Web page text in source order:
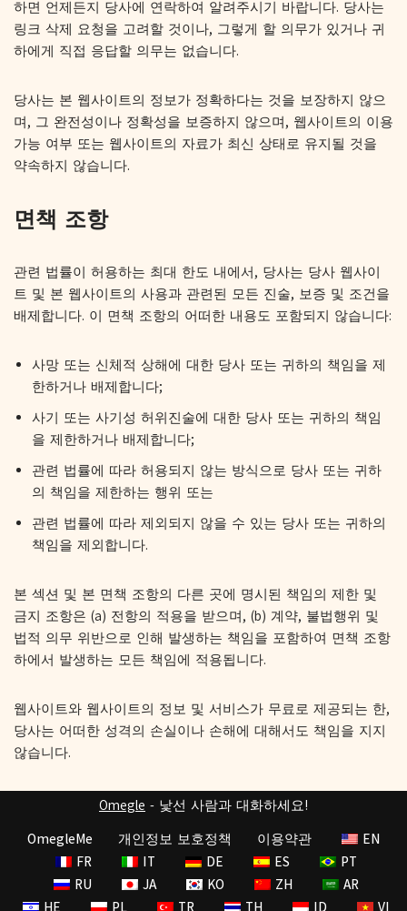
하면 언제든지 당사에 연락하여 알려주시기 바랍니다. 당사는
링크 삭제 요청을 고려할 것이나, 그렇게 할 의무가 있거나 귀
하에게 직접 응답할 의무는 없습니다.
당사는 본 웹사이트의 정보가 정확하다는 것을 보장하지 않으
며, 그 완전성이나 정확성을 보증하지 않으며, 웹사이트의 이용
가능 여부 또는 웹사이트의 자료가 최신 상태로 유지될 것을
약속하지 않습니다.
면책 조항
관련 법률이 허용하는 최대 한도 내에서, 당사는 당사 웹사이
트 및 본 웹사이트의 사용과 관련된 모든 진술, 보증 및 조건을
배제합니다. 이 면책 조항의 어떠한 내용도 포함되지 않습니다:
사망 또는 신체적 상해에 대한 당사 또는 귀하의 책임을 제
한하거나 배제합니다;
사기 또는 사기성 허위진술에 대한 당사 또는 귀하의 책임
을 제한하거나 배제합니다;
관련 법률에 따라 허용되지 않는 방식으로 당사 또는 귀하
의 책임을 제한하는 행위 또는
관련 법률에 따라 제외되지 않을 수 있는 당사 또는 귀하의
책임을 제외합니다.
본 섹션 및 본 면책 조항의 다른 곳에 명시된 책임의 제한 및
금지 조항은 (a) 전항의 적용을 받으며, (b) 계약, 불법행위 및
법적 의무 위반으로 인해 발생하는 책임을 포함하여 면책 조항
하에서 발생하는 모든 책임에 적용됩니다.
웹사이트와 웹사이트의 정보 및 서비스가 무료로 제공되는 한,
당사는 어떠한 성격의 손실이나 손해에 대해서도 책임을 지지
않습니다.
Omegle - 낯선 사람과 대화하세요!
OmegleMe
개인정보 보호정책 이용약관
EN
FR
IT DE ES
PT
RU
JA KO ZH
AR
HE
PL TR TH ID VI